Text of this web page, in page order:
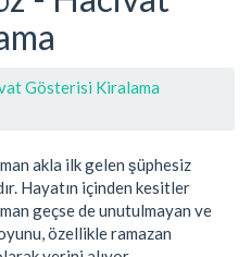
Gösterisi Kiralama
akla ilk gelen şüphesiz
Hayatın içinden kesitler
geçse de unutulmayan ve
özellikle ramazan